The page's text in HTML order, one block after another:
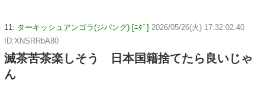
11: ターキッシュアンゴラ(ジパング) [ﾆﾀﾞ] 2026/05/26(火) 17:32:02.40
ID:XNSRRbA80
滅茶苦茶楽しそう 日本国籍捨てたら良いじゃ
ん